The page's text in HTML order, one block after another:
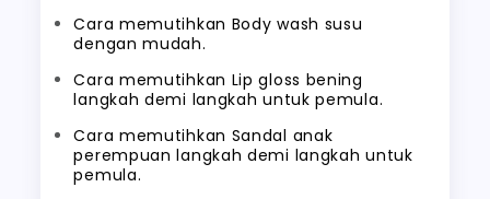
Cara memutihkan Body wash susu
dengan mudah.
Cara memutihkan Lip gloss bening
langkah demi langkah untuk pemula.
Cara memutihkan Sandal anak
perempuan langkah demi langkah untuk
pemula.